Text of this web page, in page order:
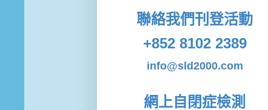
聯絡我們刊登活動
+852 8102 2389
info@sld2000.com
網上自閉症檢測